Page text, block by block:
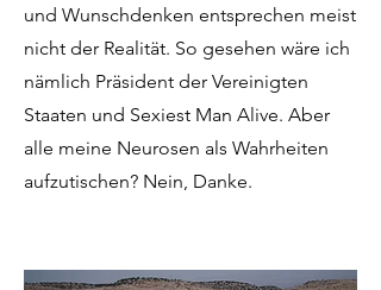
und Wunschdenken entsprechen meist
nicht der Realität. So gesehen wäre ich
nämlich Präsident der Vereinigten
Staaten und Sexiest Man Alive. Aber
alle meine Neurosen als Wahrheiten
aufzutischen? Nein, Danke.